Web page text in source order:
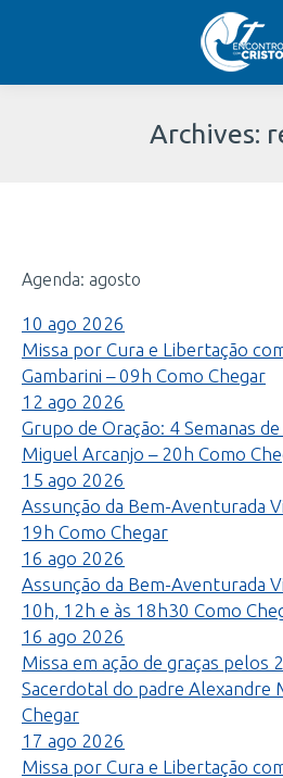
Archives:
Agenda: agosto
10 ago 2026
Missa por Cura e Libertação
Gambarini – 09h Como Chegar
12 ago 2026
Grupo de Oração: 4 Semanas
Miguel Arcanjo – 20h Como
15 ago 2026
Assunção da Bem-Aventurada
19h Como Chegar
16 ago 2026
Assunção da Bem-Aventurada
10h, 12h e às 18h30 Como
16 ago 2026
Missa em ação de graças pelos
Sacerdotal do padre Alexandre
Chegar
17 ago 2026
Missa por Cura e Libertação